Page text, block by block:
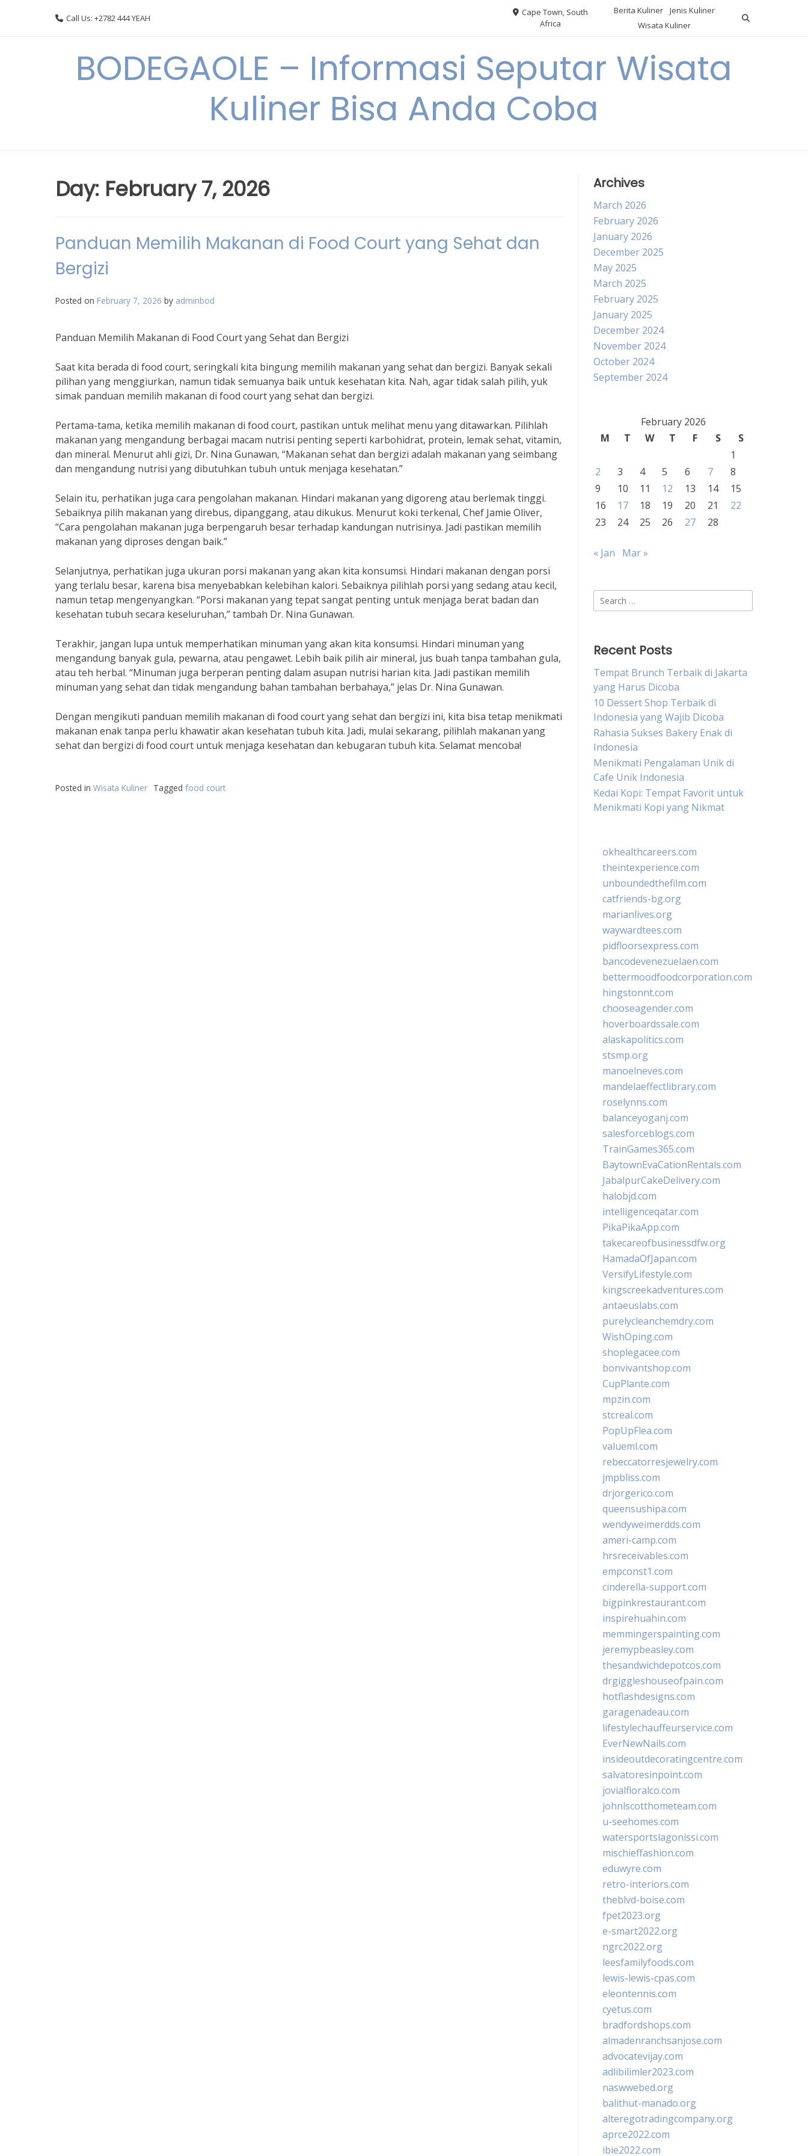
Call Us: +2782 444 YEAH
Cape Town, South
Africa
Berita Kuliner
Jenis Kuliner
Wisata Kuliner
BODEGAOLE – Informasi Seputar Wisata
Kuliner Bisa Anda Coba
Day: February 7, 2026
Panduan Memilih Makanan di Food Court yang Sehat dan
Bergizi
Posted on February 7, 2026 by adminbod
Panduan Memilih Makanan di Food Court yang Sehat dan Bergizi
Saat kita berada di food court, seringkali kita bingung memilih makanan yang sehat dan bergizi. Banyak sekali
pilihan yang menggiurkan, namun tidak semuanya baik untuk kesehatan kita. Nah, agar tidak salah pilih, yuk
simak panduan memilih makanan di food court yang sehat dan bergizi.
Pertama-tama, ketika memilih makanan di food court, pastikan untuk melihat menu yang ditawarkan. Pilihlah
makanan yang mengandung berbagai macam nutrisi penting seperti karbohidrat, protein, lemak sehat, vitamin,
dan mineral. Menurut ahli gizi, Dr. Nina Gunawan, “Makanan sehat dan bergizi adalah makanan yang seimbang
dan mengandung nutrisi yang dibutuhkan tubuh untuk menjaga kesehatan.”
Selain itu, perhatikan juga cara pengolahan makanan. Hindari makanan yang digoreng atau berlemak tinggi.
Sebaiknya pilih makanan yang direbus, dipanggang, atau dikukus. Menurut koki terkenal, Chef Jamie Oliver,
“Cara pengolahan makanan juga berpengaruh besar terhadap kandungan nutrisinya. Jadi pastikan memilih
makanan yang diproses dengan baik.”
Selanjutnya, perhatikan juga ukuran porsi makanan yang akan kita konsumsi. Hindari makanan dengan porsi
yang terlalu besar, karena bisa menyebabkan kelebihan kalori. Sebaiknya pilihlah porsi yang sedang atau kecil,
namun tetap mengenyangkan. “Porsi makanan yang tepat sangat penting untuk menjaga berat badan dan
kesehatan tubuh secara keseluruhan,” tambah Dr. Nina Gunawan.
Terakhir, jangan lupa untuk memperhatikan minuman yang akan kita konsumsi. Hindari minuman yang
mengandung banyak gula, pewarna, atau pengawet. Lebih baik pilih air mineral, jus buah tanpa tambahan gula,
atau teh herbal. “Minuman juga berperan penting dalam asupan nutrisi harian kita. Jadi pastikan memilih
minuman yang sehat dan tidak mengandung bahan tambahan berbahaya,” jelas Dr. Nina Gunawan.
Dengan mengikuti panduan memilih makanan di food court yang sehat dan bergizi ini, kita bisa tetap menikmati
makanan enak tanpa perlu khawatir akan kesehatan tubuh kita. Jadi, mulai sekarang, pilihlah makanan yang
sehat dan bergizi di food court untuk menjaga kesehatan dan kebugaran tubuh kita. Selamat mencoba!
Posted in Wisata Kuliner Tagged food court
Archives
March 2026
February 2026
January 2026
December 2025
May 2025
March 2025
February 2025
January 2025
December 2024
November 2024
October 2024
September 2024
February 2026
M
T W T F S
S
1
2
3 4 5 6 7
8
9
10 11 12 13 14
15
16
17 18 19 20 21
22
23
24 25 26 27 28
« Jan Mar »
Search
for:
Recent Posts
Tempat Brunch Terbaik di Jakarta
yang Harus Dicoba
10 Dessert Shop Terbaik di
Indonesia yang Wajib Dicoba
Rahasia Sukses Bakery Enak di
Indonesia
Menikmati Pengalaman Unik di
Cafe Unik Indonesia
Kedai Kopi: Tempat Favorit untuk
Menikmati Kopi yang Nikmat
okhealthcareers.com
theintexperience.com
unboundedthefilm.com
catfriends-bg.org
marianlives.org
waywardtees.com
pidfloorsexpress.com
bancodevenezuelaen.com
bettermoodfoodcorporation.com
hingstonnt.com
chooseagender.com
hoverboardssale.com
alaskapolitics.com
stsmp.org
manoelneves.com
mandelaeffectlibrary.com
roselynns.com
balanceyoganj.com
salesforceblogs.com
TrainGames365.com
BaytownEvaCationRentals.com
JabalpurCakeDelivery.com
halobjd.com
intelligenceqatar.com
PikaPikaApp.com
takecareofbusinessdfw.org
HamadaOfJapan.com
VersifyLifestyle.com
kingscreekadventures.com
antaeuslabs.com
purelycleanchemdry.com
WishOping.com
shoplegacee.com
bonvivantshop.com
CupPlante.com
mpzin.com
stcreal.com
PopUpFlea.com
valueml.com
rebeccatorresjewelry.com
jmpbliss.com
drjorgerico.com
queensushipa.com
wendyweimerdds.com
ameri-camp.com
hrsreceivables.com
empconst1.com
cinderella-support.com
bigpinkrestaurant.com
inspirehuahin.com
memmingerspainting.com
jeremypbeasley.com
thesandwichdepotcos.com
drgiggleshouseofpain.com
hotflashdesigns.com
garagenadeau.com
lifestylechauffeurservice.com
EverNewNails.com
insideoutdecoratingcentre.com
salvatoresinpoint.com
jovialfloralco.com
johnlscotthometeam.com
u-seehomes.com
watersportslagonissi.com
mischieffashion.com
eduwyre.com
retro-interiors.com
theblvd-boise.com
fpet2023.org
e-smart2022.org
ngrc2022.org
leesfamilyfoods.com
lewis-lewis-cpas.com
eleontennis.com
cyetus.com
bradfordshops.com
almadenranchsanjose.com
advocatevijay.com
adlibilimler2023.com
naswwebed.org
balithut-manado.org
alteregotradingcompany.org
aprce2022.com
ibie2022.com